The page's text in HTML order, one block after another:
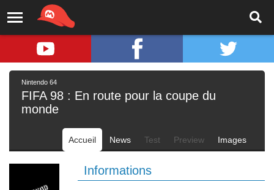
Nintendo 64
FIFA 98 : En route pour la coupe du
monde
Accueil News Test Preview Images
Informations